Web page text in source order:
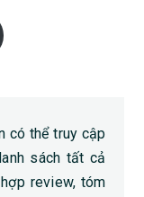
có thể truy cập
sách tất cả
review, tóm